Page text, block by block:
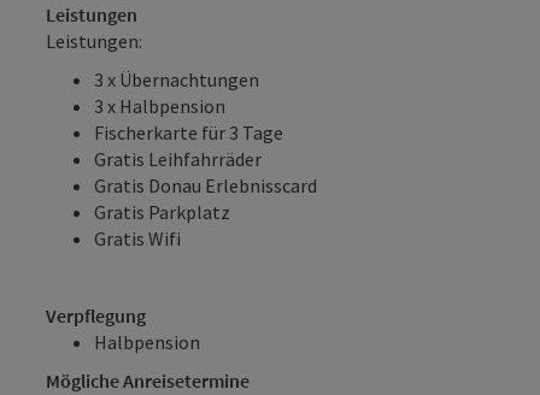
Leistungen
Leistungen:
3 x Übernachtungen
3 x Halbpension
Fischerkarte für 3 Tage
Gratis Leihfahrräder
Gratis Donau Erlebnisscard
Gratis Parkplatz
Gratis Wifi
Verpflegung
Halbpension
Mögliche Anreisetermine